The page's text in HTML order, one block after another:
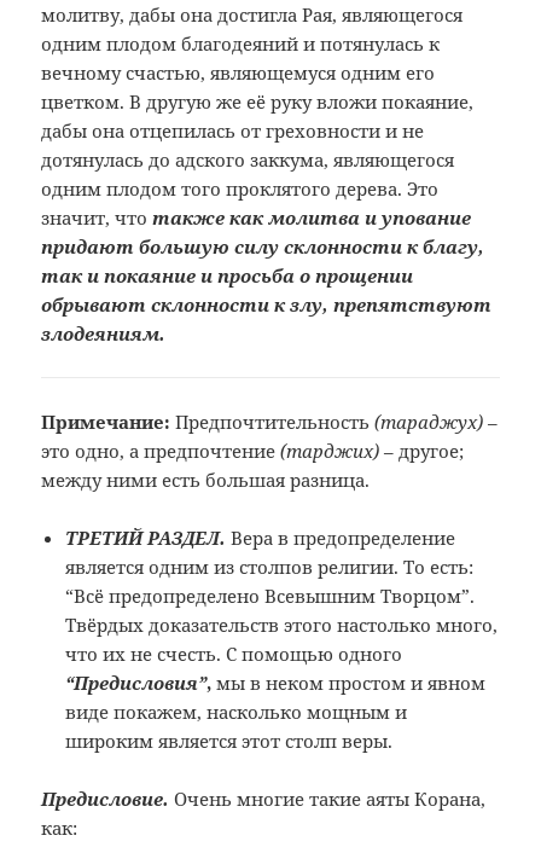
молитву, дабы она достигла Рая, являющегося
одним плодом благодеяний и потянулась к
вечному счастью, являющемуся одним его
цветком. В другую же её руку вложи покаяние,
дабы она отцепилась от греховности и не
дотянулась до адского заккума, являющегося
одним плодом того проклятого дерева. Это
значит, чтотакже как молитва и упование
придают большую силу склонности к благу,
так и покаяние и просьба о прощении
обрывают склонности к злу, препятствуют
злодеяниям.
Примечание: Предпочтительность(тараджух) –
это одно, а предпочтение(тарджих) – другое;
между ними есть большаяразница.
ТРЕТИЙ РАЗДЕЛ.Вера в предопределение
является одним из столпов религии. То есть:
“Всё предопределено Всевышним Творцом”.
Твёрдых доказательств этого настолько много,
что их не счесть. С помощью одного
“Предисловия”, мы в неком простом и явном
виде покажем, насколько мощным и
широким является этот столп веры.
Предисловие.Очень многие такие аяты Корана,
как: